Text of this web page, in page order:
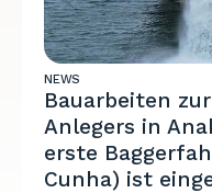
NEWS
Bauarbeiten
Anlegers in
erste
Cunha) ist